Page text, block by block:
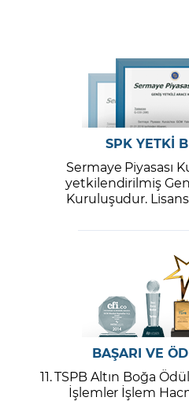
SPK YETKİ
Sermaye Piyasası
yetkilendirilmiş
Kuruluşudur.
BAŞARI VE
11. TSPB Altın Boğa
İşlemler İşlem